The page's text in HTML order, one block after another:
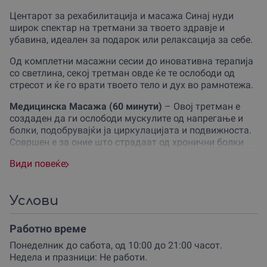
Центарот за рехабилитација и масажа Синај нуди
широк спектар на третмани за твоето здравје и
убавина, идеален за подарок или релаксација за себе.
Од комплетни масажни сесии до иновативна терапија
со светлина, секој третман овде ќе те ослободи од
стресот и ќе го врати твоето тело и дух во рамнотежа.
Медицинска Масажа (60 минути) – Овој третман е
создаден да ги ослободи мускулите од напрегање и
болки, подобрувајќи ја циркулацијата и подвижноста.
Совршен е за оние што страдаат од хронични болки
професионални техники.
моментална релаксација, оваа масажа е лесен и
пријатен начин да се ослободи стресот од телото и
умот. Искусните терапевти ќе се погрижат секој дел од
телото да се ослободи од напнатост.
Спортска Масажа (35 минути)
Види повеќе
Услови
Работно време
Понеделник до сабота, од 10:00 до 21:00 часот.
Недела и празници: Не работи.